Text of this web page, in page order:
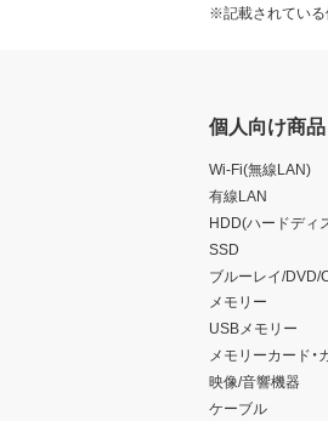
※記載されている
個人向け商品
Wi-Fi(無線LAN)
有線LAN
HDD(ハードディ
SSD
ブルーレイ/DVD/
メモリー
USBメモリー
メモリーカード
映像/音響機器
ケーブル